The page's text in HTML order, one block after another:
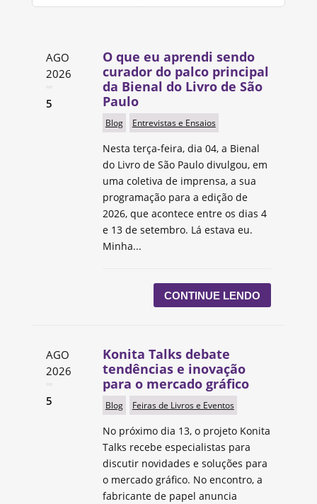
AGO
2026
5
O que eu aprendi sendo
curador do palco principal
da Bienal do Livro de São
Paulo
Blog Entrevistas e Ensaios
Nesta terça-feira, dia 04, a Bienal
do Livro de São Paulo divulgou, em
uma coletiva de imprensa, a sua
programação para a edição de
2026, que acontece entre os dias 4
e 13 de setembro. Lá estava eu.
Minha...
CONTINUE LENDO
AGO
2026
5
Konita Talks debate
tendências e inovação
para o mercado gráfico
Blog Feiras de Livros e Eventos
No próximo dia 13, o projeto Konita
Talks recebe especialistas para
discutir novidades e soluções para
o mercado gráfico. No encontro, a
fabricante de papel anuncia